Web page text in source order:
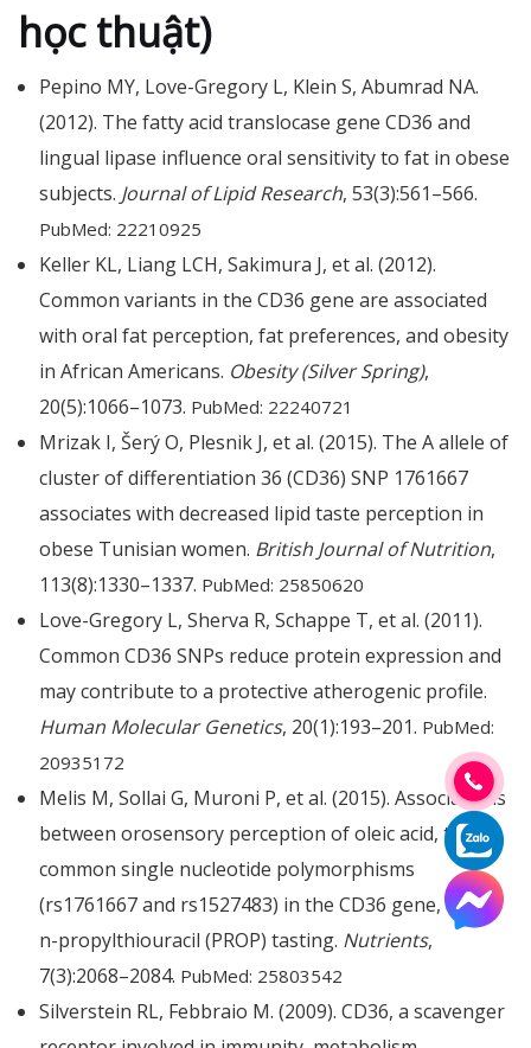
học thuật)
Pepino MY, Love-Gregory L, Klein S, Abumrad NA.
(2012). The fatty acid translocase gene CD36 and
lingual lipase influence oral sensitivity to fat in obese
subjects. Journal of Lipid Research, 53(3):561–566.
PubMed: 22210925
Keller KL, Liang LCH, Sakimura J, et al. (2012).
Common variants in the CD36 gene are associated
with oral fat perception, fat preferences, and obesity
in African Americans. Obesity (Silver Spring),
20(5):1066–1073. PubMed: 22240721
Mrizak I, Šerý O, Plesnik J, et al. (2015). The A allele of
cluster of differentiation 36 (CD36) SNP 1761667
associates with decreased lipid taste perception in
obese Tunisian women. British Journal of Nutrition,
113(8):1330–1337. PubMed: 25850620
Love-Gregory L, Sherva R, Schappe T, et al. (2011).
Common CD36 SNPs reduce protein expression and
may contribute to a protective atherogenic profile.
Human Molecular Genetics, 20(1):193–201. PubMed:
20935172
Melis M, Sollai G, Muroni P, et al. (2015). Associations
between orosensory perception of oleic acid, the
common single nucleotide polymorphisms
(rs1761667 and rs1527483) in the CD36 gene, and 6-
n-propylthiouracil (PROP) tasting. Nutrients,
7(3):2068–2084. PubMed: 25803542
Silverstein RL, Febbraio M. (2009). CD36, a scavenger